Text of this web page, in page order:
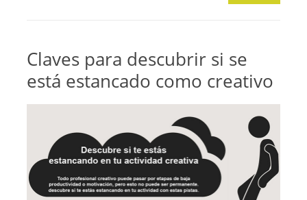
Claves para descubrir si se
está estancado como creativo